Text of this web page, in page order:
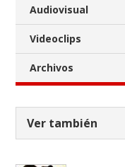
Audiovisual
Videoclips
Archivos
Ver también